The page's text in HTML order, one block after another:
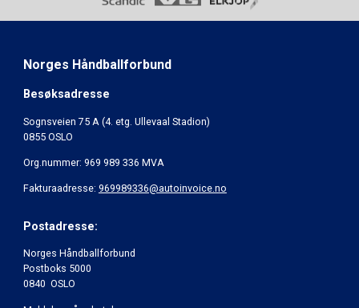
Norges Håndballforbund
Besøksadresse
Sognsveien 75 A (4. etg. Ullevaal Stadion)
0855 OSLO
Org.nummer: 969 989 336 MVA
Fakturaadresse: 969989336@autoinvoice.no
Postadresse:
Norges Håndballforbund
Postboks 5000
0840 OSLO